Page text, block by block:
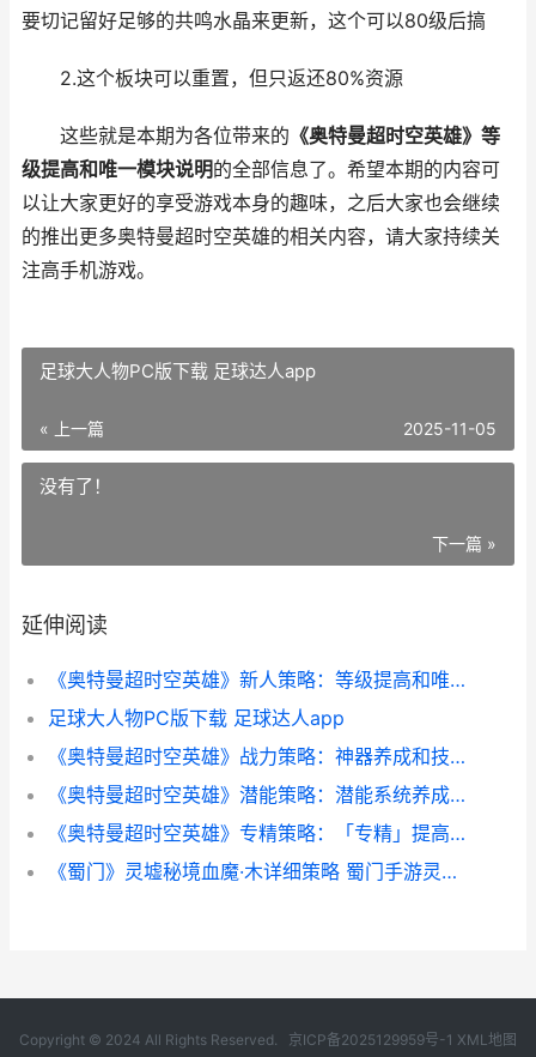
要切记留好足够的共鸣水晶来更新，这个可以80级后搞
2.这个板块可以重置，但只返还80%资源
这些就是本期为各位带来的 《奥特曼超时空英雄》等
级提高和唯一模块说明的全部信息了。希望本期的内容可
以让大家更好的享受游戏本身的趣味，之后大家也会继续
的推出更多奥特曼超时空英雄的相关内容，请大家持续关
注高手机游戏。
足球大人物PC版下载 足球达人app
« 上一篇 2025-11-05
没有了！
下一篇 »
延伸阅读
《奥特曼超时空英雄》新人策略：等级提高和唯一模块说明 奥特曼超时空英雄泽塔伽马未来怎么获得
足球大人物PC版下载 足球达人app
《奥特曼超时空英雄》战力策略：神器养成和技能提高 奥特曼超时空英雄官方
《奥特曼超时空英雄》潜能策略：潜能系统养成提高思路 奥特曼超时空大决战
《奥特曼超时空英雄》专精策略：「专精」提高思路说明 奥特曼超时空英雄官方
《蜀门》灵墟秘境血魔·木详细策略 蜀门手游灵力有什么用
Copyright © 2024 All Rights Reserved. 京ICP备2025129959号-1 XML地图